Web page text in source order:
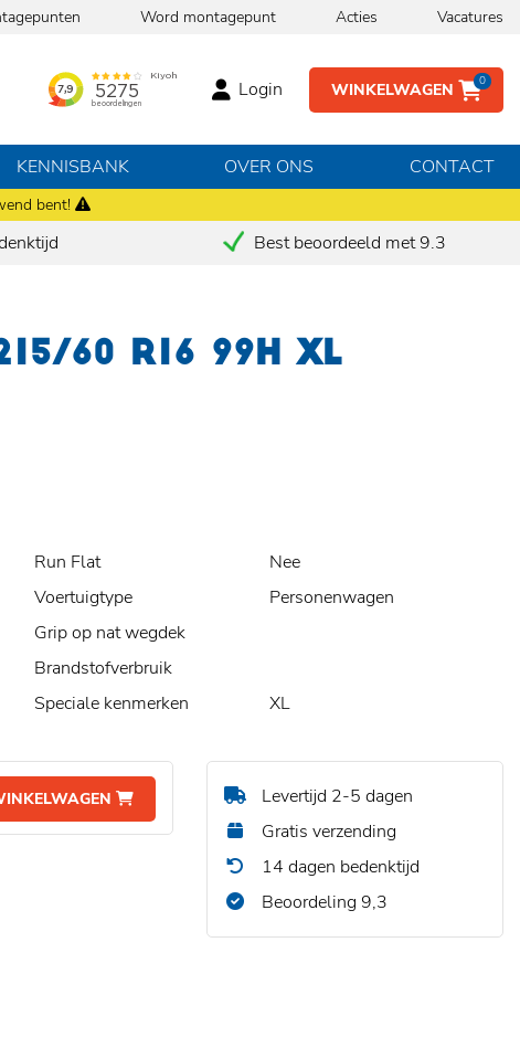
bent!
Word montagepunt Acties Vacatures
WINKELWAGEN 0
Login
KENNISBANK OVER ONS CONTACT
Best beoordeeld met 9.3
60 R16 99H XL
Run Flat
Nee
Voertuigtype
Personenwagen
Grip op nat wegdek
Brandstofverbruik
Speciale kenmerken
XL
Levertijd 2-5 dagen
Gratis verzending
14 dagen bedenktijd
Beoordeling 9,3